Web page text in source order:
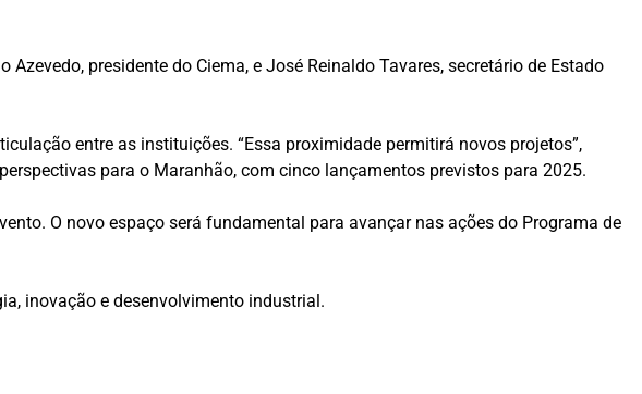
presidente do Ciema, e José Reinaldo Tavares, secretário de Estado
entre as instituições. “Essa proximidade permitirá novos projetos”,
para o Maranhão, com cinco lançamentos previstos para 2025.
O novo espaço será fundamental para avançar nas ações do Programa de
inovação e desenvolvimento industrial.